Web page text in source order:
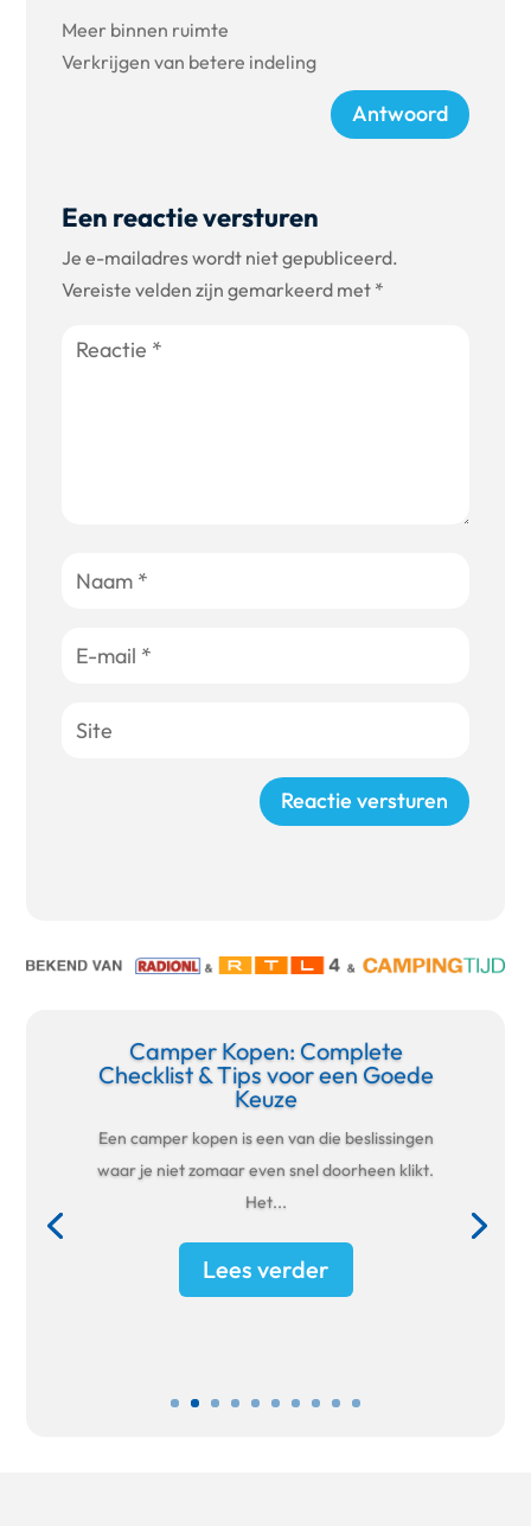
Meer binnen ruimte
Verkrijgen van betere indeling
Antwoord
Een reactie versturen
Je e-mailadres wordt niet gepubliceerd.
Vereiste velden zijn gemarkeerd met *
Reactie versturen
Camper Kopen: Complete
Checklist & Tips voor een Goede
Keuze
Een camper kopen is een van die beslissingen
waar je niet zomaar even snel doorheen klikt.
Het...
Lees verder